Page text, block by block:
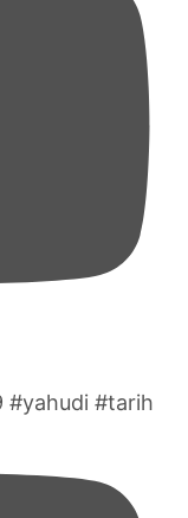
#yahudi #tarih